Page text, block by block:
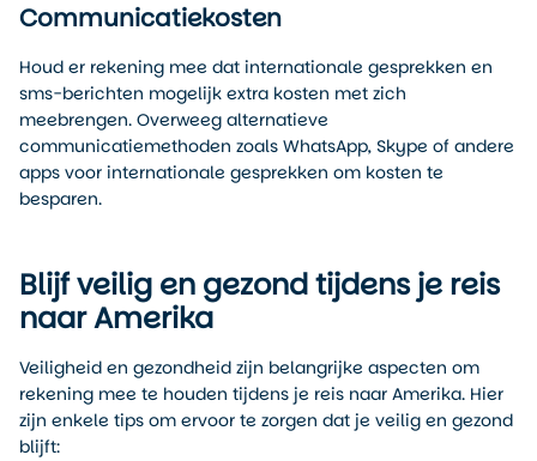
Communicatiekosten
Houd er rekening mee dat internationale gesprekken en
sms-berichten mogelijk extra kosten met zich
meebrengen. Overweeg alternatieve
communicatiemethoden zoals WhatsApp, Skype of andere
apps voor internationale gesprekken om kosten te
besparen.
Blijf veilig en gezond tijdens je reis
naar Amerika
Veiligheid en gezondheid zijn belangrijke aspecten om
rekening mee te houden tijdens je reis naar Amerika. Hier
zijn enkele tips om ervoor te zorgen dat je veilig en gezond
blijft: